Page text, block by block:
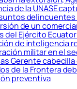
de la UNASE
delincuentes
de un
del Ejército
de inteligencia
militar en el
Gerente cabecilla
de la Frontera
preventiva